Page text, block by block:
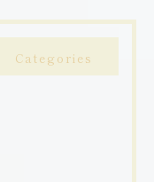
Categories